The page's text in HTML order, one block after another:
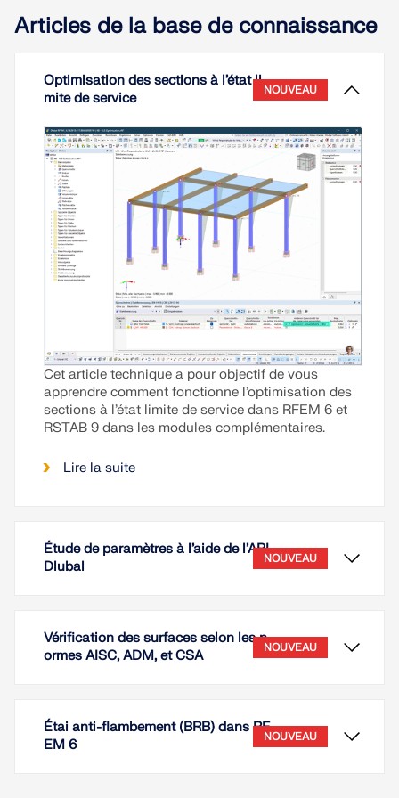
Articles de la base de connaissance
Optimisation des sections à l’état li
mite de service
NOUVEAU
Cet article technique a pour objectif de vous
apprendre comment fonctionne l’optimisation des
sections à l’état limite de service dans RFEM 6 et
RSTAB 9 dans les modules complémentaires.
Lire la suite
Étude de paramètres à l’aide de l’API
Dlubal
NOUVEAU
Vérification des surfaces selon les n
ormes AISC, ADM, et CSA
NOUVEAU
Étai anti-flambement (BRB) dans RF
EM 6
NOUVEAU